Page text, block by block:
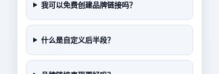
我可以免费创建品牌链接吗？
什么是自定义后半段？